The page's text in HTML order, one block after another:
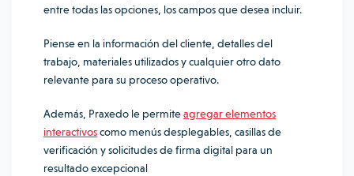
entre todas las opciones, los campos que desea incluir.
Piense en la información del cliente, detalles del
trabajo, materiales utilizados y cualquier otro dato
relevante para su proceso operativo.
Además, Praxedo le permiteagregar elementos
interactivoscomo menús desplegables, casillas de
verificación y solicitudes de firma digital para un
resultado excepcional